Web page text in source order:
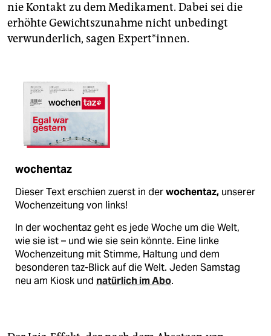
nie Kontakt zu dem Medikament. Dabei sei die
erhöhte Gewichtszunahme nicht unbedingt
verwunderlich, sagen Expert*innen.
wochentaz
Dieser Text erschien zuerst in derwochentaz, unserer
Wochenzeitung von links!
In der wochentaz geht es jede Woche um die Welt,
wie sie ist – und wie sie sein könnte. Eine linke
Wochenzeitung mit Stimme, Haltung und dem
besonderen taz-Blick auf die Welt. Jeden Samstag
neu am Kiosk und natürlich im Abo.